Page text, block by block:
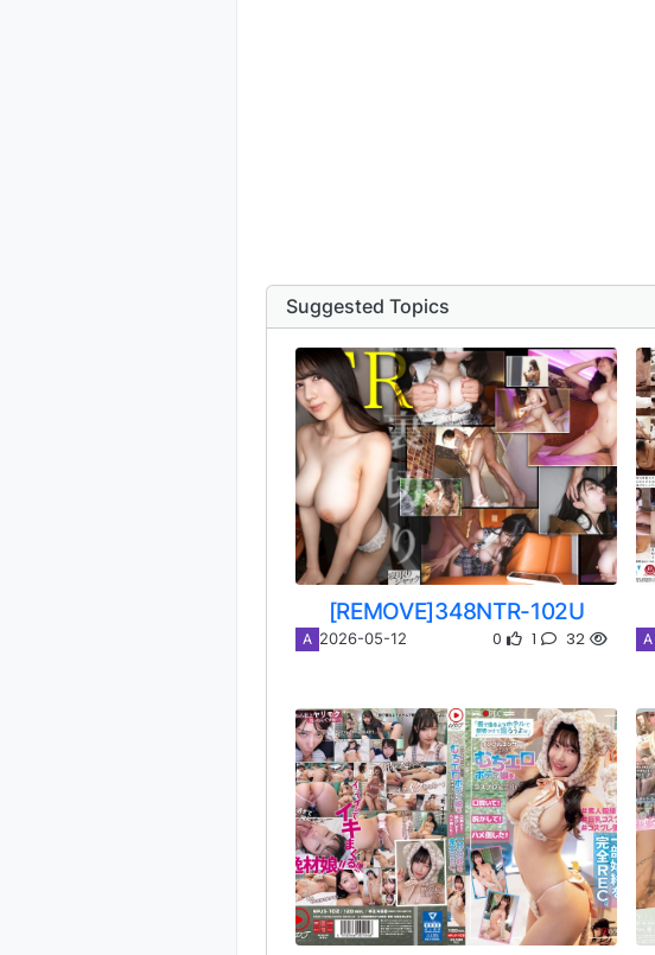
Suggested Topics
[REMOVE]348NTR-102U
A 2026-05-12 0 1 32 A